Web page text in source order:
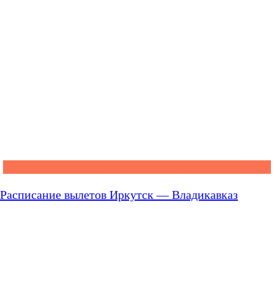
Расписание вылетов Иркутск — Владикавказ